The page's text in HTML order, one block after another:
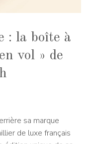
: la boîte à
vol » de
sa marque
de luxe français